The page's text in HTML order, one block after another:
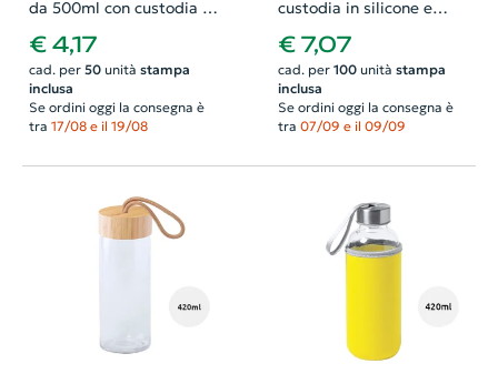
da 500ml con custodia in
neoprene
€ 4,17
cad. per 50unità stampa
inclusa
Se ordini oggi la consegna è
tra 17/08 e il 19/08
custodia in silicone e
tappo con maniglia da
600ml
€ 7,07
cad. per 100unità stampa
inclusa
Se ordini oggi la consegna è
tra 07/09 e il 09/09